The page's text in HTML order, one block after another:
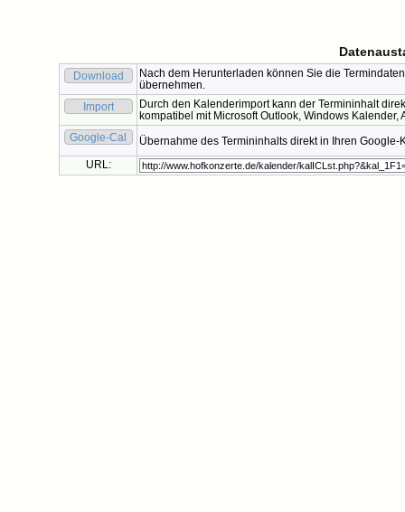
Download
Nach dem Herunterladen können Sie die
übernehmen.
Import
Durch den Kalenderimport kann der Termininhalt
kompatibel mit Microsoft Outlook, Windows
Google-Cal
Übernahme des Termininhalts direkt in Ihren Google-
URL: